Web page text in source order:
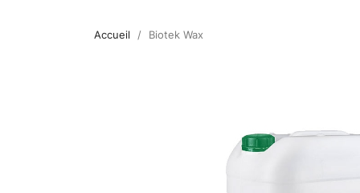
Accueil Biotek Wax